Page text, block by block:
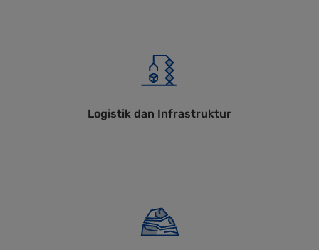
Logistik dan Infrastruktur